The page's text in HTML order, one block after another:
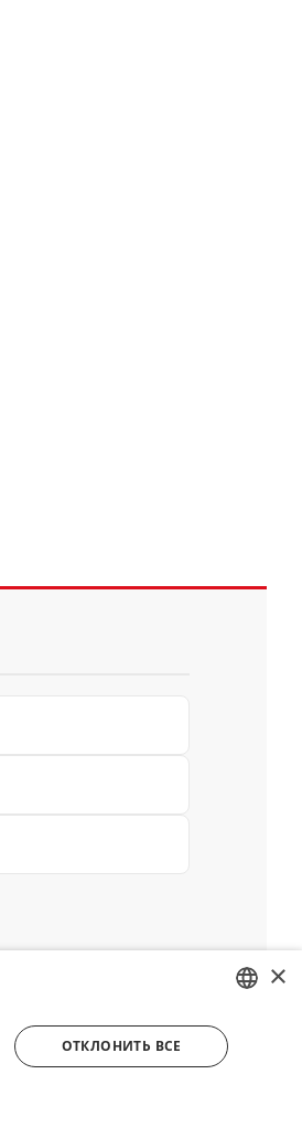
и пряностей Делюкс, Киев
авторским правом
RUSSIAN
UKRAINIAN
×
ОТКЛОНИТЬ ВСЕ